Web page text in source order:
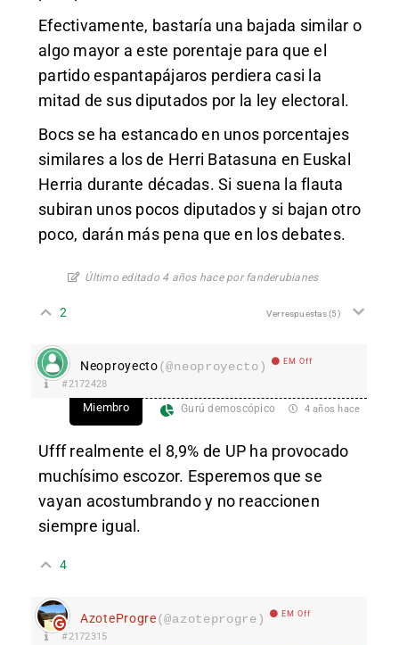
Efectivamente, bastaría una bajada similar o
algo mayor a este porentaje para que el
partido espantapájaros perdiera casi la
mitad de sus diputados por la ley electoral.
Bocs se ha estancado en unos porcentajes
similares a los de Herri Batasuna en Euskal
Herria durante décadas. Si suena la flauta
subiran unos pocos diputados y si bajan otro
poco, darán más pena que en los debates.
Último editado 4 años hace por fanderubianes
2 Ver respuestas(5)
Neoproyecto(@neoproyecto) EM Off
#2172428
Miembro Gurú demoscópico 4 años hace
Ufff realmente el 8,9% de UP ha provocado
muchísimo escozor. Esperemos que se
vayan acostumbrando y no reaccionen
siempre igual.
4
AzoteProgre(@azoteprogre) EM Off
#2172315